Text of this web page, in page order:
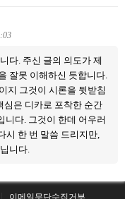
다. 주신 글의 의도가 제
잘못 이해하신 듯합니다.
지 그것이 시론을 뒷받침
심은 디카로 포착한 순간
니다. 그것이 한데 어우러
시 한 번 말씀 드리지만,
니다.
이메일무단수집거부